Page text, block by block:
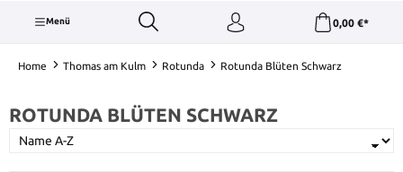
Menü 0,00 €*
Home Thomas am Kulm Rotunda Rotunda Blüten Schwarz
ROTUNDA BLÜTEN SCHWARZ